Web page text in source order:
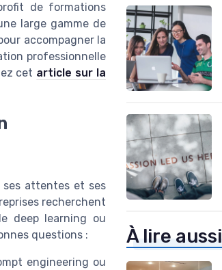
de formations
large gamme de
accompagner la
professionnelle
cet article sur la
attentes et ses
recherchent
deep learning ou
questions :
engineering ou
À lire aussi